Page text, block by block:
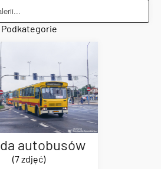
Podkategorie
autobusów
(7 zdjęć)